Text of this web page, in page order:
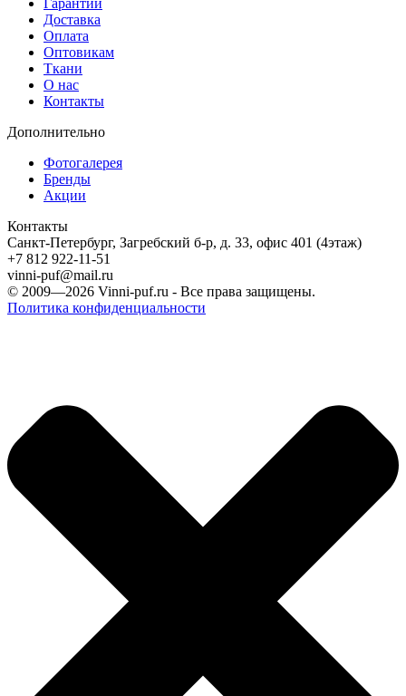
Гарантии
Доставка
Оплата
Оптовикам
Ткани
О нас
Контакты
Дополнительно
Фотогалерея
Бренды
Акции
Контакты
Санкт-Петербург, Загребский б-р, д. 33, офис 401 (4этаж)
+7 812 922-11-51
vinni-puf@mail.ru
© 2009—2026 Vinni-puf.ru - Все права защищены.
Политика конфиденциальности